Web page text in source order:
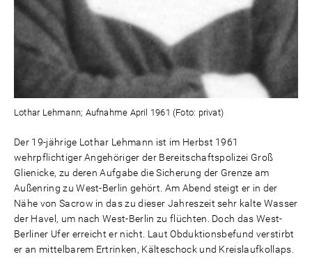
Lothar Lehmann; Aufnahme April 1961 (Foto: privat)
Der 19-jährige Lothar Lehmann ist im Herbst 1961
wehrpflichtiger Angehöriger der Bereitschaftspolizei Groß
Glienicke, zu deren Aufgabe die Sicherung der Grenze am
Außenring zu West-Berlin gehört. Am Abend steigt er in der
Nähe von Sacrow in das zu dieser Jahreszeit sehr kalte Wasser
der Havel, um nach West-Berlin zu flüchten. Doch das West-
Berliner Ufer erreicht er nicht. Laut Obduktionsbefund verstirbt
er an mittelbarem Ertrinken, Kälteschock und Kreislaufkollaps.